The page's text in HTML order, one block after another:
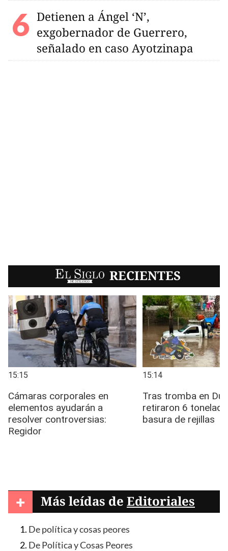
Detienen a Ángel ‘N’,
exgobernador de Guerrero,
señalado en caso Ayotzinapa
EL SIGLO RECIENTES
+ Más leídas de Editoriales
De política y cosas peores
De Política y Cosas Peores